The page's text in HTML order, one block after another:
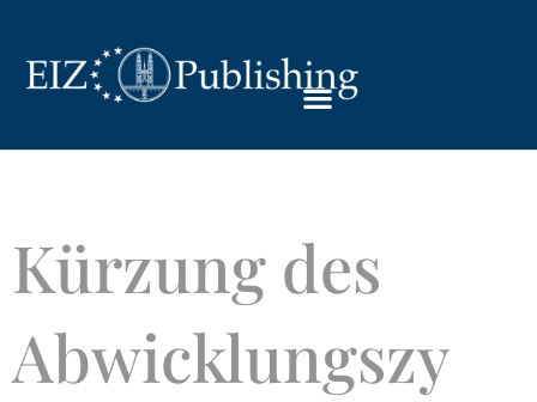
Kürzung des
Abwicklungszy